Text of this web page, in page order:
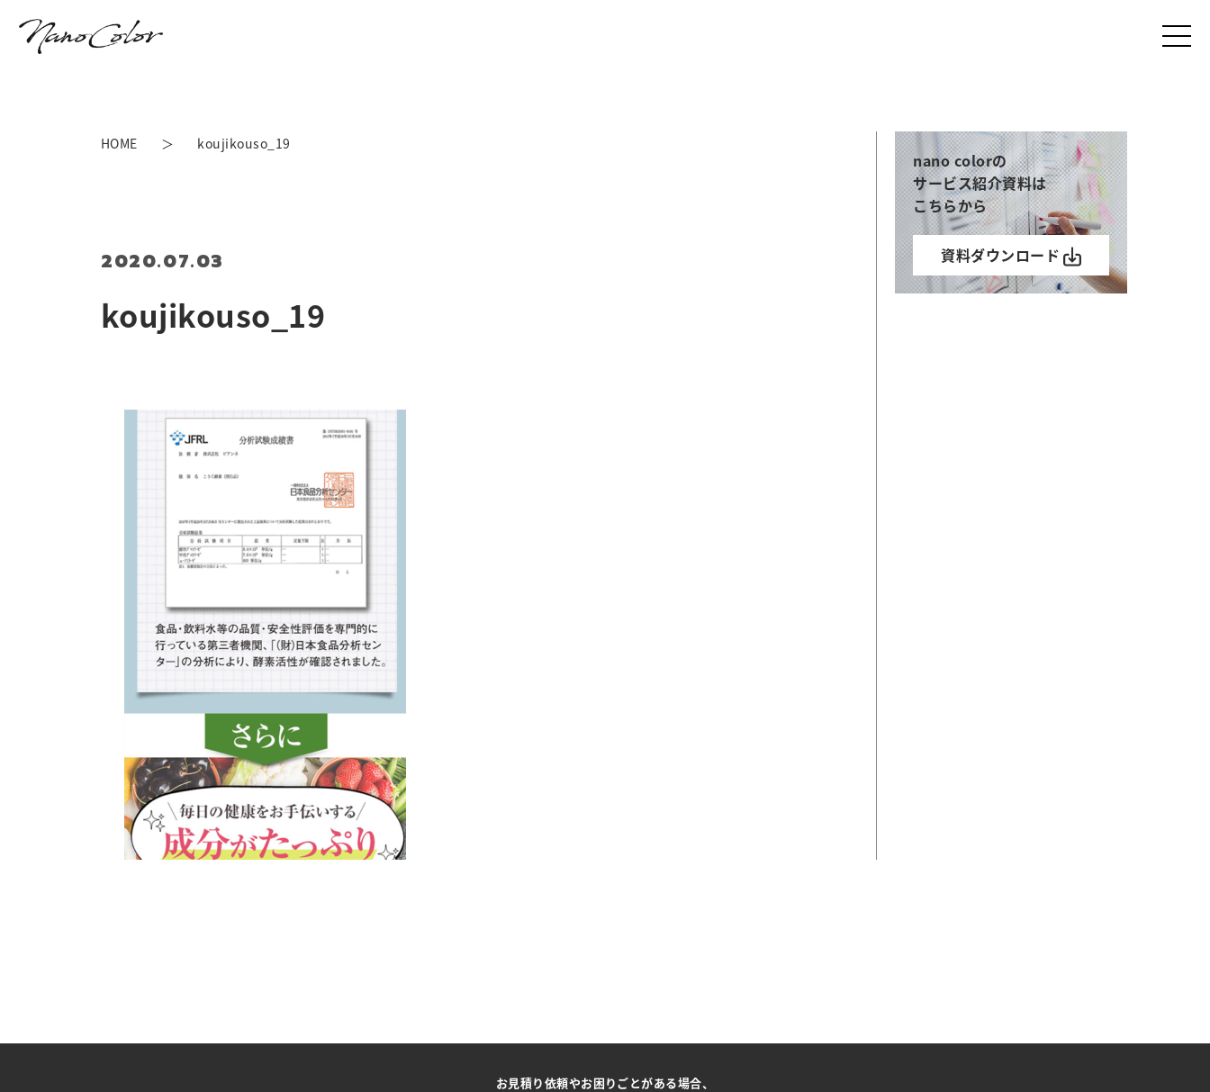
koujikouso_19
2020.07.03
HOME koujikouso_19
nano colorの
サービス紹介資料は
こちらから
資料ダウンロード
お見積り依頼やお困りごとがある場合、